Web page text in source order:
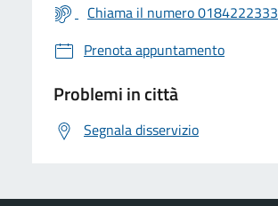
Chiama il numero 0184222333
Prenota appuntamento
Problemi in città
Segnala disservizio